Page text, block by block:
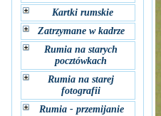
Kartki rumskie
Zatrzymane w kadrze
Rumia na starych
pocztówkach
Rumia na starej
fotografii
Rumia - przemijanie